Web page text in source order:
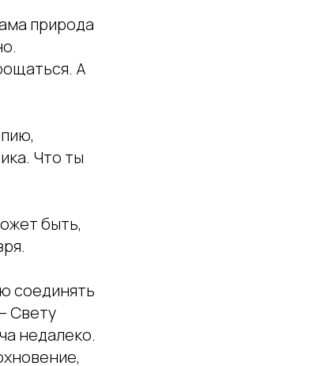
природа
А
Что ты
быть,
соединять
Свету
недалеко.